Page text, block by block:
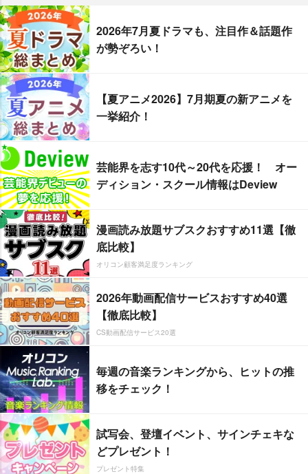
2026年7月夏ドラマも、注目作＆話題作
が勢ぞろい！
【夏アニメ2026】7月期夏の新アニメを
一挙紹介！
芸能界を志す10代～20代を応援！ オー
ディション・スクール情報はDeview
漫画読み放題サブスクおすすめ11選【徹
底比較】
オリコン顧客満足度ランキング
2026年動画配信サービスおすすめ40選
【徹底比較】
CS動画配信サービス20選
毎週の音楽ランキングから、ヒットの推
移をチェック！
試写会、登壇イベント、サインチェキな
どプレゼント！
プレゼント特集